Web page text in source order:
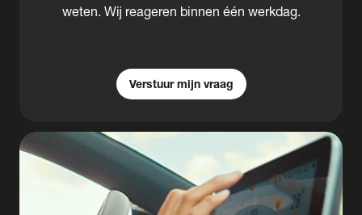
weten. Wij reageren binnen één werkdag.
Verstuur mijn vraag